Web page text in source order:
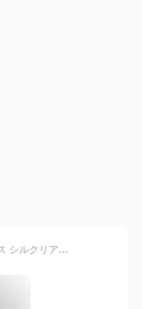
ワイドパンツ サテンパンツ 20代 レディース シルクリアル 夏 春 パンツ ボトムズ 動きやすい サマー ウエストゴム 微光沢 ボトムズ ハイウエスト ゆったり 着痩せ 美脚 通勤 サマー 30代